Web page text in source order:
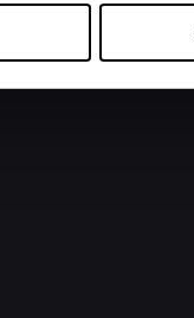
een toelichting over